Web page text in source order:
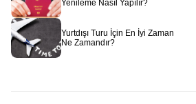
Yenileme Nasıl Yapılır?
Yurtdışı Turu İçin En İyi Zaman
Ne Zamandır?